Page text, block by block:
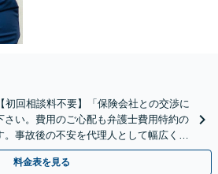
初回相談料不要】「保険会社との交渉に
い。費用のご心配も弁護士費用特約の
事故後の不安を代理人として幅広くカ
応】【弁護士特約利用可】
料金表を見る